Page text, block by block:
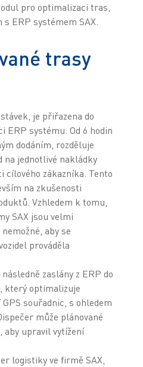
pro optimalizaci tras,
ERP systémem SAX.
trasy
je přiřazena do
ERP systému. Od 6 hodin
dodáním, rozděluje
na jednotlivé nakládky
cílového zákazníka. Tento
na zkušenosti
Vzhledem k tomu,
SAX jsou velmi
aby se
prováděla
zaslány z ERP do
který optimalizuje
souřadnic, s ohledem
může plánované
upravil vytížení
logistiky ve firmě SAX,